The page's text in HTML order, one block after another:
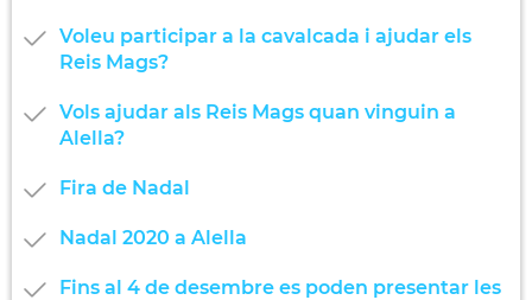
Voleu participar a la cavalcada i ajudar els
Reis Mags?
Vols ajudar als Reis Mags quan vinguin a
Alella?
Fira de Nadal
Nadal 2020 a Alella
Fins al 4 de desembre es poden presentar les